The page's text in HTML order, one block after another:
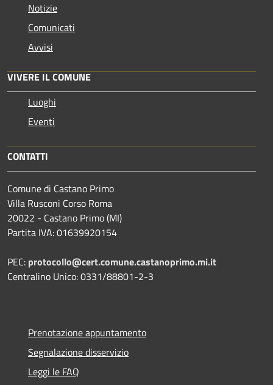
Notizie
Comunicati
Avvisi
VIVERE IL COMUNE
Luoghi
Eventi
CONTATTI
Comune di Castano Primo
Villa Rusconi Corso Roma
20022 - Castano Primo (MI)
Partita IVA: 01639920154
PEC: protocollo@cert.comune.castanoprimo.mi.it
Centralino Unico: 0331/88801-2-3
Prenotazione appuntamento
Segnalazione disservizio
Leggi le FAQ